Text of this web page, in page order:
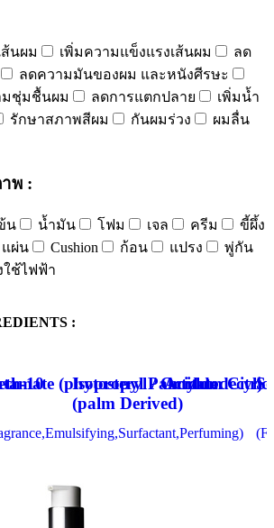
นผม เพิ่มความแข็งแรงเส้นผม
ลด
ลดความมันของผม และหนังศีรษะ
มชุ่มชื้นผม ลดการแตกปลาย
เพิ่มน้ำ
รักษาสภาพสีผม กันผมร่วง
ผมลื่น
พ :
น น้ำมัน โฟม เจล ครีม
ขี้ผึ้ง
แผ่น Cushion ก้อน แปรง
พู่กัน
ใช้ไฟฟ้า
:
(phytosteryl / Octyldodecyl)
10
Isopropyl Palmitate
(palm Derived)
Acidum